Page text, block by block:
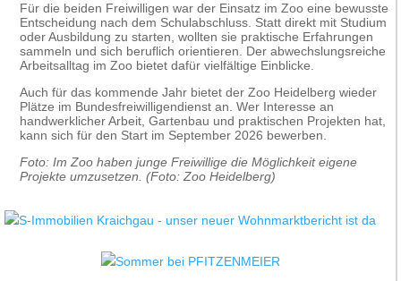
Für die beiden Freiwilligen war der Einsatz im Zoo eine bewusste
Entscheidung nach dem Schulabschluss. Statt direkt mit Studium
oder Ausbildung zu starten, wollten sie praktische Erfahrungen
sammeln und sich beruflich orientieren. Der abwechslungsreiche
Arbeitsalltag im Zoo bietet dafür vielfältige Einblicke.
Auch für das kommende Jahr bietet der Zoo Heidelberg wieder
Plätze im Bundesfreiwilligendienst an. Wer Interesse an
handwerklicher Arbeit, Gartenbau und praktischen Projekten hat,
kann sich für den Start im September 2026 bewerben.
Foto: Im Zoo haben junge Freiwillige die Möglichkeit eigene
Projekte umzusetzen. (Foto: Zoo Heidelberg)